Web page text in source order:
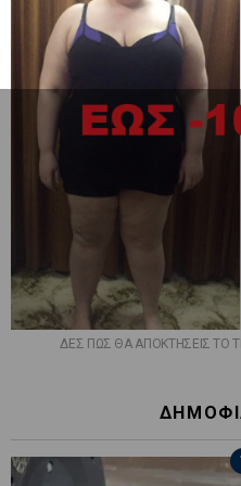
ΔΕΣ ΠΩΣ ΘΑ ΑΠΟΚΤΗΣΕΙΣ ΤΟ